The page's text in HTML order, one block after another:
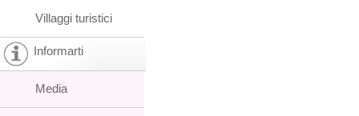
Villaggi turistici
Informarti
Media